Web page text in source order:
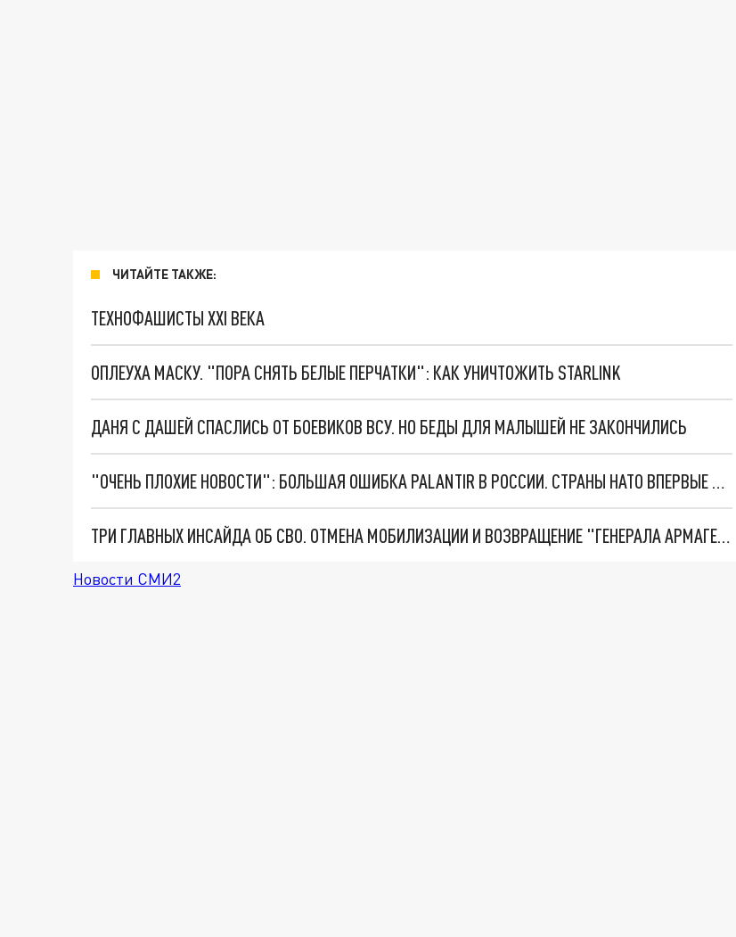
ЧИТАЙТЕ ТАКЖЕ:
ТЕХНОФАШИСТЫ XXI ВЕКА
ОПЛЕУХА МАСКУ. "ПОРА СНЯТЬ БЕЛЫЕ ПЕРЧАТКИ": КАК УНИЧТОЖИТЬ STARLINK
ДАНЯ С ДАШЕЙ СПАСЛИСЬ ОТ БОЕВИКОВ ВСУ. НО БЕДЫ ДЛЯ МАЛЫШЕЙ НЕ ЗАКОНЧИЛИСЬ
"ОЧЕНЬ ПЛОХИЕ НОВОСТИ": БОЛЬШАЯ ОШИБКА PALANTIR В РОССИИ. СТРАНЫ НАТО ВПЕРВЫЕ ЗА СВО ОСТАНОВИЛИ ПОСТАВКИ ОРУЖИЯ. ВСУ ТЕРЯЮТ ПРИГРАНИЧЬЕ?
ТРИ ГЛАВНЫХ ИНСАЙДА ОБ СВО. ОТМЕНА МОБИЛИЗАЦИИ И ВОЗВРАЩЕНИЕ "ГЕНЕРАЛА АРМАГЕДДОНА"? ОТЛИЧНЫЕ НОВОСТИ, КОТОРЫЕ ЖДАЛИ ВСЕ
Новости СМИ2